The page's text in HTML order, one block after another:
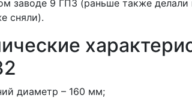
заводе 9 ГПЗ (раньше также
сняли).
диаметр – 160 мм;